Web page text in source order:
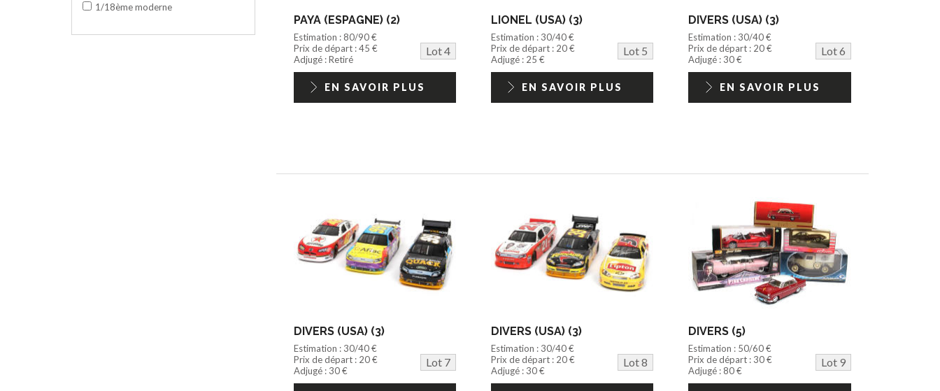
1/18ème moderne
PAYA (ESPAGNE) (2)
Estimation : 80/90 €
Prix de départ : 45 €
Lot 4
Adjugé : Retiré
EN SAVOIR PLUS
LIONEL (USA) (3)
Estimation : 30/40 €
Prix de départ : 20 €
Lot 5
Adjugé : 25 €
EN SAVOIR PLUS
DIVERS (USA) (3)
Estimation : 30/40 €
Prix de départ : 20 €
Lot 6
Adjugé : 30 €
EN SAVOIR PLUS
DIVERS (USA) (3)
Estimation : 30/40 €
Prix de départ : 20 €
Lot 7
Adjugé : 30 €
DIVERS (USA) (3)
Estimation : 30/40 €
Prix de départ : 20 €
Lot 8
Adjugé : 30 €
DIVERS (5)
Estimation : 50/60 €
Prix de départ : 30 €
Lot 9
Adjugé : 80 €